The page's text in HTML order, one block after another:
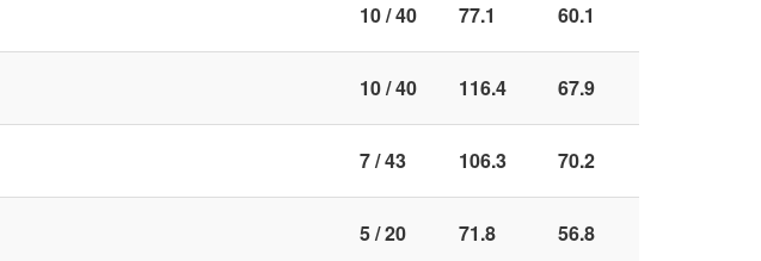
10 / 40 77.1 60.1
10 / 40 116.4 67.9
7 / 43 106.3 70.2
5 / 20 71.8 56.8